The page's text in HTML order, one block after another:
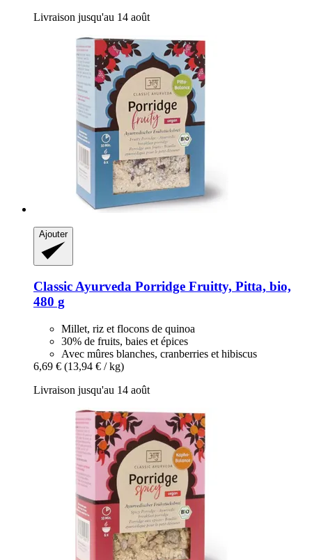
Livraison jusqu'au 14 août
Ajouter
Classic Ayurveda Porridge Fruitty, Pitta, bio,
480 g
Millet, riz et flocons de quinoa
30% de fruits, baies et épices
Avec mûres blanches, cranberries et hibiscus
6,69 € (13,94 € / kg)
Livraison jusqu'au 14 août